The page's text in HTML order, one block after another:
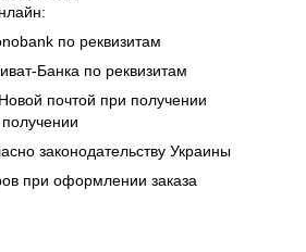
по реквизитам
Банка по реквизитам
почтой при получении
законодательству Украины
при оформлении заказа